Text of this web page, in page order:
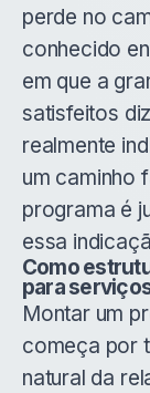
perde no
conhecido
em que a
satisfeitos
realmente
um caminho
programa é
essa
Como
para
Montar um
começa por
natural da